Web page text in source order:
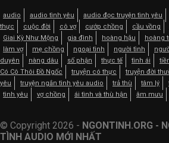
audio audio tình yêu audio đọc truyện tình yêu
thực
cuộc đời cô vợ cướp chồng cầu vồng
Giai Kỳ Như Mộng
gia đình hoàng hậu hoàng
làm vợ
mẹ chồng ngoại tình người tình
duyên
nàng dâu số phận thực tế tình ái
Có Cô Thôi Đồ Ngốc
truyện có thực truyện đời
yêu
truyện ngắn tình yêu audio trả thù tâm lý
tình yêu
vợ chồng ái tình và thù hận âm mưu
© Copyright 2026 - NGONTINH.ORG -
TÌNH AUDIO MỚI NHẤT